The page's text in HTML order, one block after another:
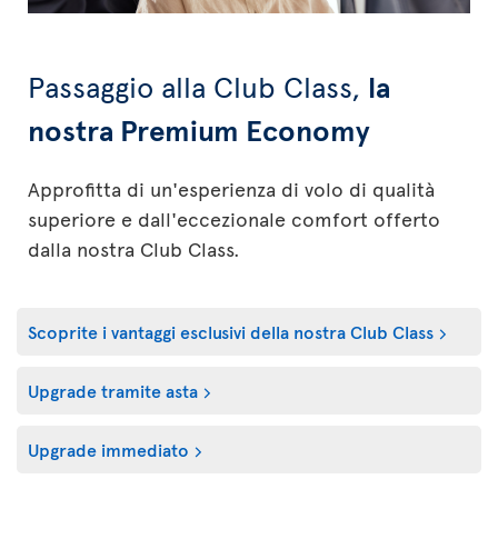
Passaggio alla Club Class, la
nostra Premium Economy
Approfitta di un'esperienza di volo di qualità
superiore e dall'eccezionale comfort offerto
dalla nostra Club Class.
Scoprite i vantaggi esclusivi della nostra Club Class
Upgrade tramite asta
Upgrade immediato